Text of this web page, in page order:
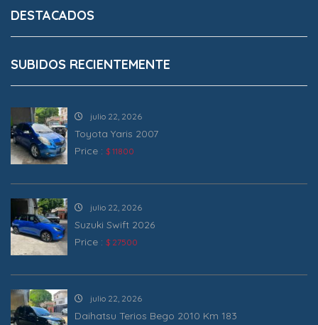
DESTACADOS
SUBIDOS RECIENTEMENTE
julio 22, 2026
Toyota Yaris 2007
Price : $ 11800
julio 22, 2026
Suzuki Swift 2026
Price : $ 27500
julio 22, 2026
Daihatsu Terios Bego 2010 Km 183